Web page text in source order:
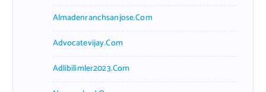
Almadenranchsanjose.com
Advocatevijay.com
Adlibilimler2023.com